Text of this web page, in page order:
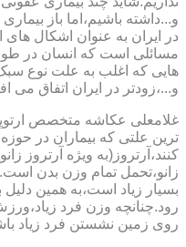
و...داشته باشیم،اما باز
در ایران به عنوان اشکال های
مسائلی است که انسان در
هایی که اغلب به علت نوع
و...،زودتر در ایران اتفاق می
غلامعلی عکاشه متخصص
ترین علتی که بیماران در
کنند،آرتروز(به ویژه آرتروز
زانو،تحمل تمام وزن بدن
بسیار زیاد است،به همین
رود.چنانچه وزن فرد
روی زمین نشستن فرد زیاد